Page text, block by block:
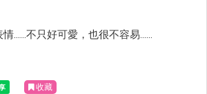
......不只好可愛，也很不容易......
收藏